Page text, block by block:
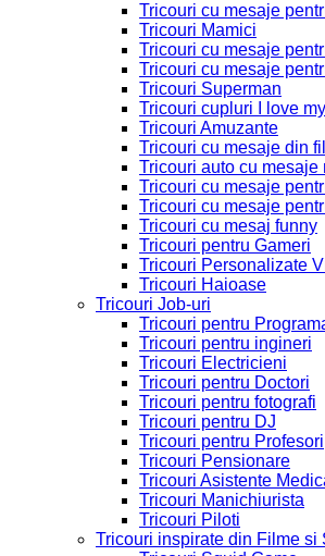
Tricouri cu mesaje
Tricouri Mamici
Tricouri cu mesaje
Tricouri cu mesaje
Tricouri Superman
Tricouri cupluri I love
Tricouri Amuzante
Tricouri cu mesaje din
Tricouri auto cu mesaje
Tricouri cu mesaje
Tricouri cu mesaje
Tricouri cu mesaj funny
Tricouri pentru Gameri
Tricouri Personalizate
Tricouri Haioase
Tricouri Job-uri
Tricouri pentru
Tricouri pentru ingineri
Tricouri Electricieni
Tricouri pentru Doctori
Tricouri pentru fotografi
Tricouri pentru DJ
Tricouri pentru Profesori
Tricouri Pensionare
Tricouri Asistente
Tricouri Manichiurista
Tricouri Piloti
Tricouri inspirate din Filme si